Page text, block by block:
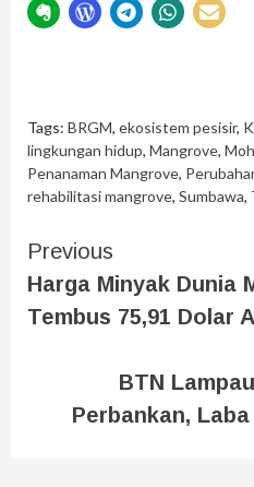
Tags: BRGM, ekosistem pesisir,
lingkungan hidup, Mangrove,
Penanaman Mangrove,
rehabilitasi mangrove, Sumbawa,
Previous
Harga Minyak Dunia
Tembus 75,91 Dolar
BTN
Perbankan,